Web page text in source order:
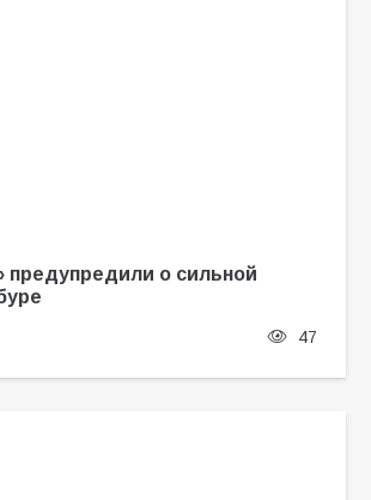
предупредили о сильной
47